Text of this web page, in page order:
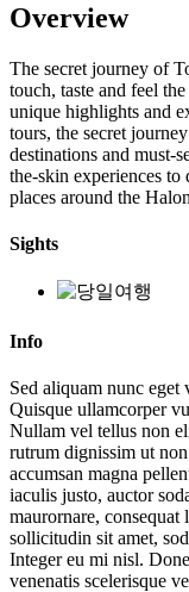
Overview
The secret journey of
touch, taste and feel
unique highlights and
tours, the secret
destinations and must-
the-skin experiences to
places around the
Sights
Info
Sed aliquam nunc
Quisque ullamcorper
Nullam vel tellus non
rutrum dignissim ut
accumsan magna
iaculis justo, auctor
maurornare, consequat
sollicitudin sit amet,
Integer eu mi nisl.
venenatis scelerisque